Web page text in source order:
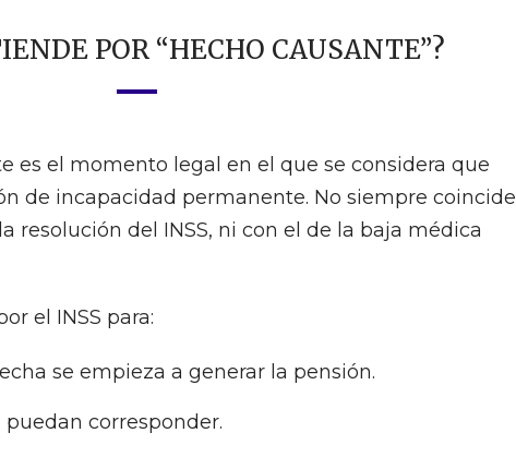
POR “HECHO CAUSANTE”?
es el momento legal en el que se considera que
de incapacidad permanente. No siempre coincide
resolución del INSS, ni con el de la baja médica
el INSS para:
se empieza a generar la pensión.
puedan corresponder.